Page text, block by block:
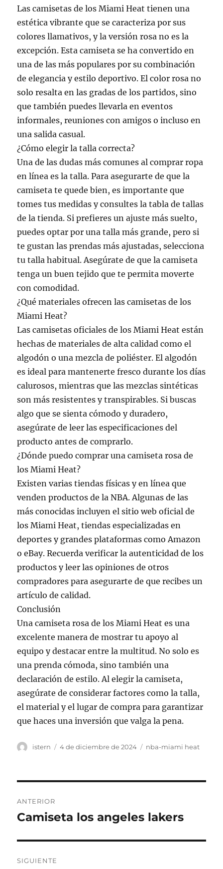
Las camisetas de los Miami Heat tienen una
estética vibrante que se caracteriza por sus
colores llamativos, y la versión rosa no es la
excepción. Esta camiseta se ha convertido en
una de las más populares por su combinación
de elegancia y estilo deportivo. El color rosa no
solo resalta en las gradas de los partidos, sino
que también puedes llevarla en eventos
informales, reuniones con amigos o incluso en
una salida casual.
¿Cómo elegir la talla correcta?
Una de las dudas más comunes al comprar ropa
en línea es la talla. Para asegurarte de que la
camiseta te quede bien, es importante que
tomes tus medidas y consultes la tabla de tallas
de la tienda. Si prefieres un ajuste más suelto,
puedes optar por una talla más grande, pero si
te gustan las prendas más ajustadas, selecciona
tu talla habitual. Asegúrate de que la camiseta
tenga un buen tejido que te permita moverte
con comodidad.
¿Qué materiales ofrecen las camisetas de los
Miami Heat?
Las camisetas oficiales de los Miami Heat están
hechas de materiales de alta calidad como el
algodón o una mezcla de poliéster. El algodón
es ideal para mantenerte fresco durante los días
calurosos, mientras que las mezclas sintéticas
son más resistentes y transpirables. Si buscas
algo que se sienta cómodo y duradero,
asegúrate de leer las especificaciones del
producto antes de comprarlo.
¿Dónde puedo comprar una camiseta rosa de
los Miami Heat?
Existen varias tiendas físicas y en línea que
venden productos de la NBA. Algunas de las
más conocidas incluyen el sitio web oficial de
los Miami Heat, tiendas especializadas en
deportes y grandes plataformas como Amazon
o eBay. Recuerda verificar la autenticidad de los
productos y leer las opiniones de otros
compradores para asegurarte de que recibes un
artículo de calidad.
Conclusión
Una camiseta rosa de los Miami Heat es una
excelente manera de mostrar tu apoyo al
equipo y destacar entre la multitud. No solo es
una prenda cómoda, sino también una
declaración de estilo. Al elegir la camiseta,
asegúrate de considerar factores como la talla,
el material y el lugar de compra para garantizar
que haces una inversión que valga la pena.
Autor
istern
Publicado
4 de diciembre de 2024 Categorías
nba-miami heat
de
ANTERIOR
Entrada
Camiseta los angeles lakers
SIGUIENTE